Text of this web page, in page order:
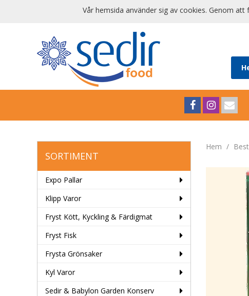
SORTIMENT
Expo Pallar
Klipp Varor
Fryst Kött, Kyckling & Färdigmat
Fryst Fisk
Frysta Grönsaker
Kyl Varor
Sedir & Babylon Garden Konserv
Hem /
Vår hemsida använder sig av cookies. Genom